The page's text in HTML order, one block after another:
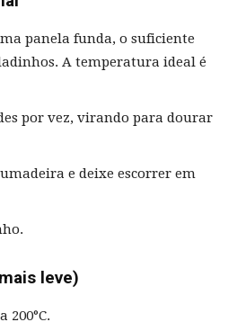
panela funda, o suficiente
A temperatura ideal é
por vez, virando para dourar
e deixe escorrer em
leve)
200°C.